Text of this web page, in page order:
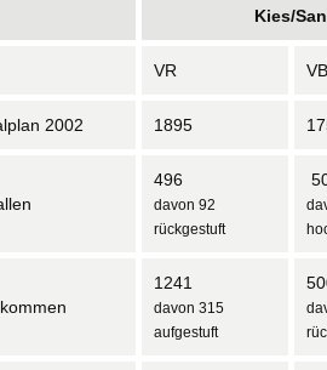
Kies/
VR VB
2002 1895
496
davon 92
rückgestuft
1241
davon 315
aufgestuft